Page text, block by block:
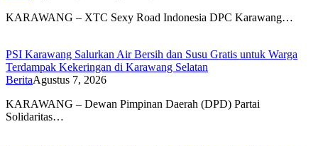
KARAWANG – XTC Sexy Road Indonesia DPC Karawang…
PSI Karawang Salurkan Air Bersih dan Susu Gratis untuk Warga
Terdampak Kekeringan di Karawang Selatan
BeritaAgustus 7, 2026
KARAWANG – Dewan Pimpinan Daerah (DPD) Partai
Solidaritas…